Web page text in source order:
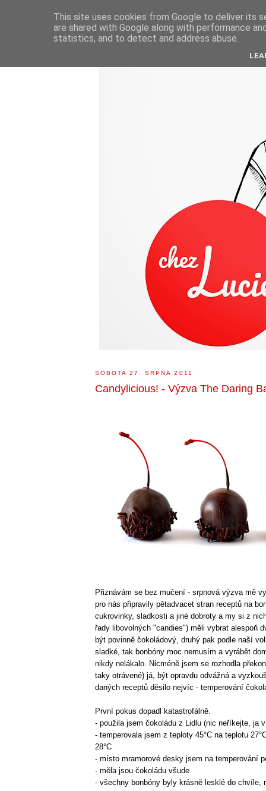
SOBOTA 27. SRPNA 2011
Candylicious! - Výzva The Daring
Přiznávám se bez mučení - srpnová výzva mě
pro nás připravily pětadvacet stran receptů na
cukrovinky, sladkosti a jiné dobroty a my si z
řady libovolných "candies") měli vybrat alespoň
být povinně čokoládový, druhý pak podle naší
sladké, tak bonbóny moc nemusím a vyrábět
nikdy nelákalo. Nicméně jsem se rozhodla
taky otrávené) já, být opravdu odvážná a
daných receptů děsilo nejvíc - temperování
První pokus dopadl katastrofálně.
- použila jsem čokoládu z Lidlu (nic neříkejte, ja
- temperovala jsem z teploty 45°C na teplotu
28°C
- místo mramorové desky jsem na temperování
- měla jsou čokoládu všude
- všechny bonbóny byly krásně lesklé do chvíle,
This site uses cookies from Google to deliver its
are shared with Google along with performance
statistics, and to detect and address abuse.